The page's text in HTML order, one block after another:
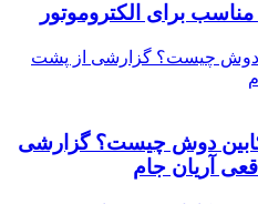
مناسب برای الکتروموتور
دوش چیست؟ گزارشی از پشت
کابین دوش چیست؟ گزارشی
آریان جام